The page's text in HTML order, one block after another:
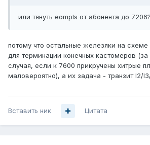
или тянуть eompls от абонента до
потому что остальные железяки на схеме
для терминации конечных кастомеров
случая, если к 7600 прикручены хитрые
маловероятно), а их задача - транзит l2/
Вставить ник Цитата